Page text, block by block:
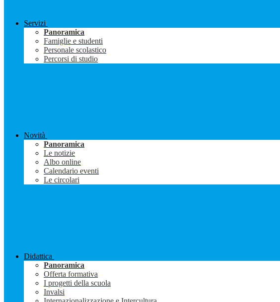
Servizi
Panoramica
Famiglie e studenti
Personale scolastico
Percorsi di studio
Novità
Panoramica
Le notizie
Albo online
Calendario eventi
Le circolari
Didattica
Panoramica
Offerta formativa
I progetti della scuola
Invalsi